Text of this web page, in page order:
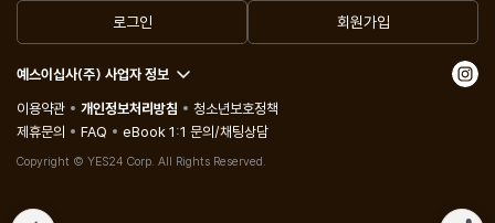
로그인 회원가입
예스이십사(주) 사업자 정보
이용약관
개인정보처리방침
청소년보호정책
제휴문의
FAQ eBook 1:1 문의/채팅상담
Copyright © YES24 Corp. All Rights Reserved.